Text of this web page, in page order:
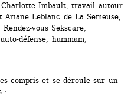
Imbault, travail autour
Ariane Leblanc de La Semeuse,
vous Sekscare,
défense, hammam,
compris et se déroule sur un
: